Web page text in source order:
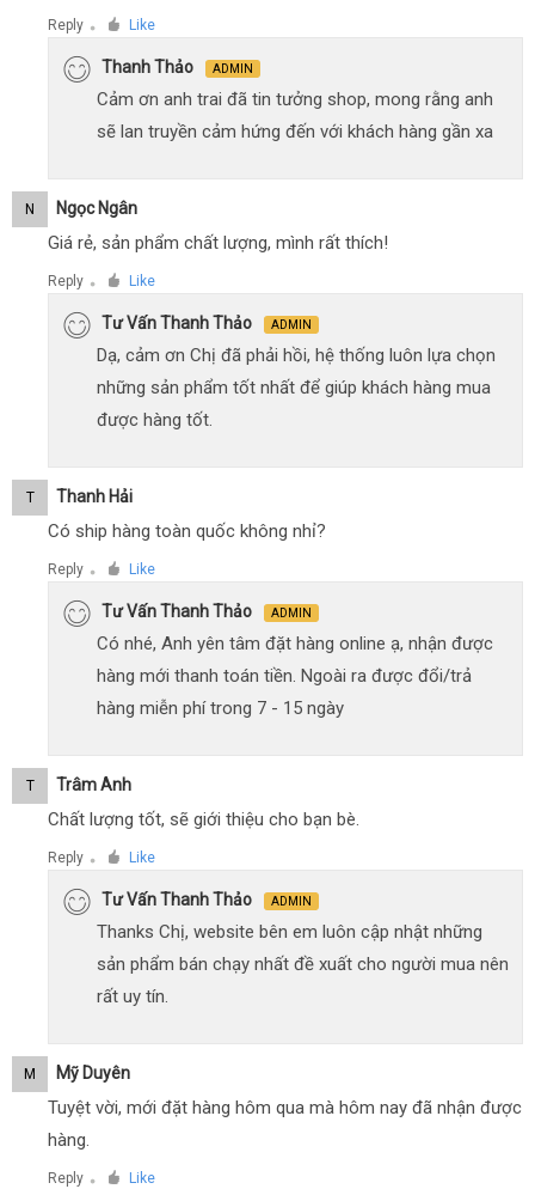
Reply ● Like
Thanh Thảo ADMIN
Cảm ơn anh trai đã tin tưởng shop, mong rằng anh
sẽ lan truyền cảm hứng đến với khách hàng gần xa
N Ngọc Ngân
Giá rẻ, sản phẩm chất lượng, mình rất thích!
Reply ● Like
Tư Vấn Thanh Thảo ADMIN
Dạ, cảm ơn Chị đã phải hồi, hệ thống luôn lựa chọn
những sản phẩm tốt nhất để giúp khách hàng mua
được hàng tốt.
T Thanh Hải
Có ship hàng toàn quốc không nhỉ?
Reply ● Like
Tư Vấn Thanh Thảo ADMIN
Có nhé, Anh yên tâm đặt hàng online ạ, nhận được
hàng mới thanh toán tiền. Ngoài ra được đổi/trả
hàng miễn phí trong 7 - 15 ngày
T Trâm Anh
Chất lượng tốt, sẽ giới thiệu cho bạn bè.
Reply ● Like
Tư Vấn Thanh Thảo ADMIN
Thanks Chị, website bên em luôn cập nhật những
sản phẩm bán chạy nhất đề xuất cho người mua nên
rất uy tín.
M Mỹ Duyên
Tuyệt vời, mới đặt hàng hôm qua mà hôm nay đã nhận được
hàng.
Reply ● Like